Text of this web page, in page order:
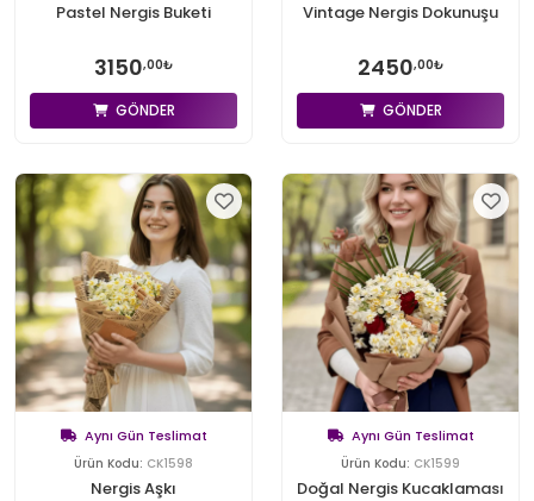
Pastel Nergis Buketi
3150,00₺
GÖNDER
Vintage Nergis Dokunuşu
2450,00₺
GÖNDER
Aynı Gün Teslimat
Ürün Kodu: CK1598
Nergis Aşkı
Aynı Gün Teslimat
Ürün Kodu: CK1599
Doğal Nergis Kucaklaması